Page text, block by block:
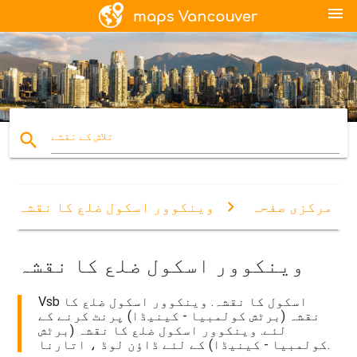
menu
search تلاش کے نقشے
مرکزی صفحہ وینکوور اسکول ضلع کا نقشہ
وینکوور اسکول ضلع کا نقشہ
Vsb اسکول کا نقشہ. وینکوور اسکول ضلع کا
نقشہ (برٹش کولمبیا - کینیڈا) پرنٹ کرنے کے
لئے. وینکوور اسکول ضلع کا نقشہ (برٹش
کولمبیا - کینیڈا) کے لئے ڈاؤن لوڈ ، اتارنا.